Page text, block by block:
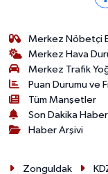
Merkez Nöbetçi
Merkez Hava
Merkez Trafik
Puan Durumu ve
Tüm Manşetler
Son Dakika
Haber Arşivi
Zonguldak
Yaşam